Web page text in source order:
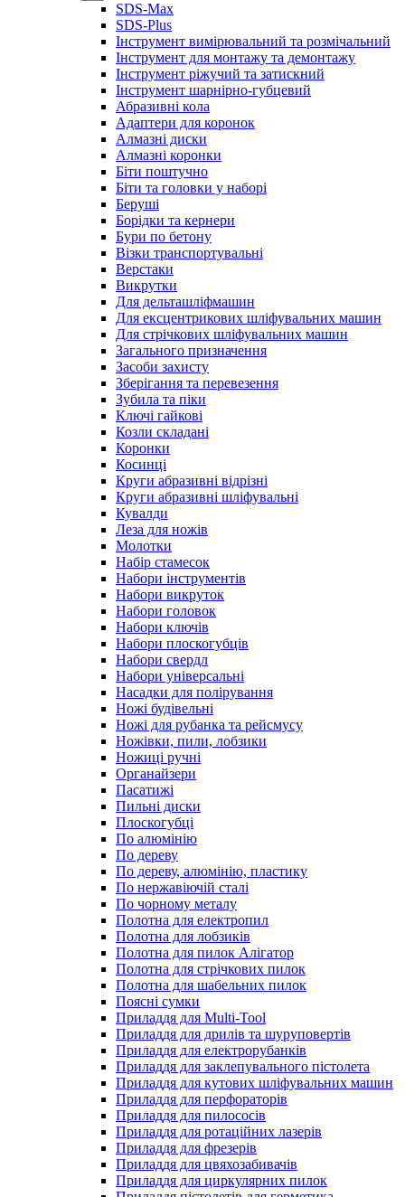
SDS-Max
SDS-Plus
Інструмент вимірювальний та розмічальний
Інструмент для монтажу та демонтажу
Інструмент ріжучий та затискний
Інструмент шарнірно-губцевий
Абразивні кола
Адаптери для коронок
Алмазні диски
Алмазні коронки
Біти поштучно
Біти та головки у наборі
Беруші
Борідки та кернери
Бури по бетону
Візки транспортувальні
Верстаки
Викрутки
Для дельташліфмашин
Для ексцентрикових шліфувальних машин
Для стрічкових шліфувальних машин
Загального призначення
Засоби захисту
Зберігання та перевезення
Зубила та піки
Ключі гайкові
Козли складані
Коронки
Косинці
Круги абразивні відрізні
Круги абразивні шліфувальні
Кувалди
Леза для ножів
Молотки
Набір стамесок
Набори інструментів
Набори викруток
Набори головок
Набори ключів
Набори плоскогубців
Набори свердл
Набори універсальні
Насадки для полірування
Ножі будівельні
Ножі для рубанка та рейсмусу
Ножівки, пили, лобзики
Ножиці ручні
Органайзери
Пасатижі
Пильні диски
Плоскогубці
По алюмінію
По дереву
По дереву, алюмінію, пластику
По нержавіючій сталі
По чорному металу
Полотна для електропил
Полотна для лобзиків
Полотна для пилок Алігатор
Полотна для стрічкових пилок
Полотна для шабельних пилок
Поясні сумки
Приладдя для Multi-Tool
Приладдя для дрилів та шуруповертів
Приладдя для електрорубанків
Приладдя для заклепувального пістолета
Приладдя для кутових шліфувальних машин
Приладдя для перфораторів
Приладдя для пилососів
Приладдя для ротаційних лазерів
Приладдя для фрезерів
Приладдя для цвяхозабивачів
Приладдя для циркулярних пилок